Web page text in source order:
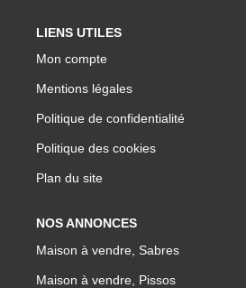
LIENS UTILES
Mon compte
Mentions légales
Politique de confidentialité
Politique des cookies
Plan du site
NOS ANNONCES
Maison à vendre, Sabres
Maison à vendre, Pissos